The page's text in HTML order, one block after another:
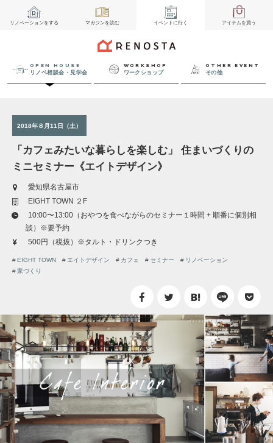
リノベーションをする マガジンを読む イベント に行く アイテムを買う
OPEN HOUSE
リノベ相談会・見学会
WORKSHOP
ワークショップ
OTHER EVENT
その他
2018年８月11日（土）
「カフェみたいな暮らしを楽しむ」 住まいづくりの
ミニセミナー《エイトデザイン》
愛知県名古屋市
EIGHT TOWN ２F
10:00〜13:00（おやつを食べながらのセミナー１時間 + 順番に個別相
談）※要予約
500円（税抜）※タルト・ドリンクつき
EIGHT TOWN エイトデザイン カフェ セミナー
リノベーション
家づくり